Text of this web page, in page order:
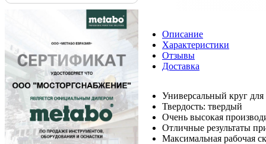
Описание
Характеристики
Отзывы
Доставка
Универсальный круг для
Твердость: твердый
Очень высокая
Отличные результаты
Максимальная рабочая